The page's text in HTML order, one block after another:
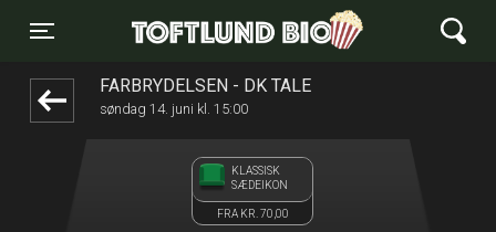
Toggle navigation
Toftlund Biograf
FÅRBRYDELSEN - DK TALE
søndag 14. juni kl. 15:00
KLASSISK
SÆDEIKON
FRA KR. 70,00
1step-front02 052000